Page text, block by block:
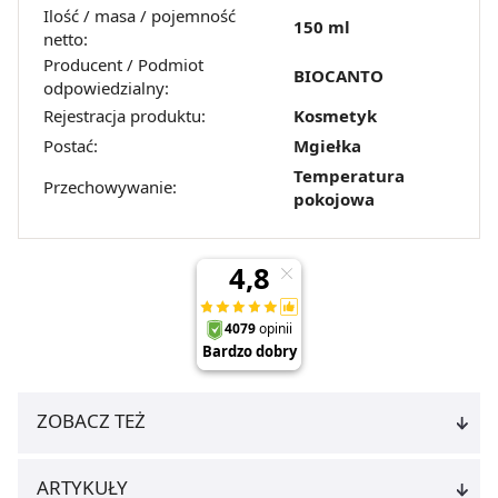
z brakiem dostępu do wszystkich funkcjonalności
Strony.
Ilość / masa / pojemność
netto:
150 ml
Producent / Podmiot
odpowiedzialny:
BIOCANTO
Rejestracja produktu:
Kosmetyk
Postać:
Mgiełka
Przechowywanie:
Temperatura
pokojowa
ZOBACZ TEŻ
ARTYKUŁY